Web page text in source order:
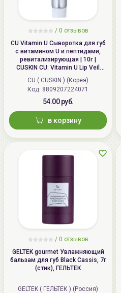
/ 0 отзывов
CU Vitamin U Сыворотка для губ
с витамином U и пептидами,
ревитализирующая | 10г |
CUSKIN CU: Vitamin U Lip Veil
Serum
CU ( CUSKIN ) (Корея)
Код: 8809207224071
54.00 руб.
в корзину
/ 0 отзывов
GELTEK gourmet Увлажняющий
бальзам для губ Black Cassis, 7г
(стик), ГЕЛЬТЕК
GELTEK ( ГЕЛЬТЕК ) (Россия)